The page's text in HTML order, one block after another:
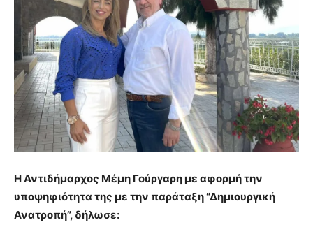
Η Αντιδήμαρχος Μέμη Γούργαρη με αφορμή την
υποψηφιότητα της με την παράταξη “Δημιουργική
Ανατροπή”, δήλωσε: